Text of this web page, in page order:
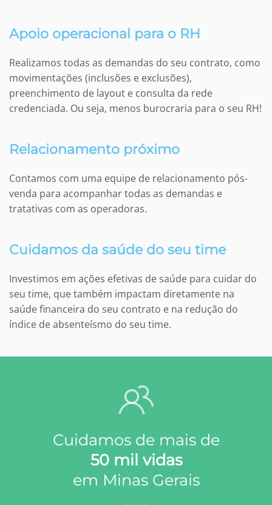
Apoio operacional para o RH
Realizamos todas as demandas do seu contrato, como
movimentações (inclusões e exclusões),
preenchimento de layout e consulta da rede
credenciada. Ou seja, menos burocraria para o seu RH!
Relacionamento próximo
Contamos com uma equipe de relacionamento pós-
venda para acompanhar todas as demandas e
tratativas com as operadoras.
Cuidamos da saúde do seu time
Investimos em ações efetivas de saúde para cuidar do
seu time, que também impactam diretamente na
saúde financeira do seu contrato e na redução do
índice de absenteísmo do seu time.
Cuidamos de mais de
50 mil vidas
em Minas Gerais